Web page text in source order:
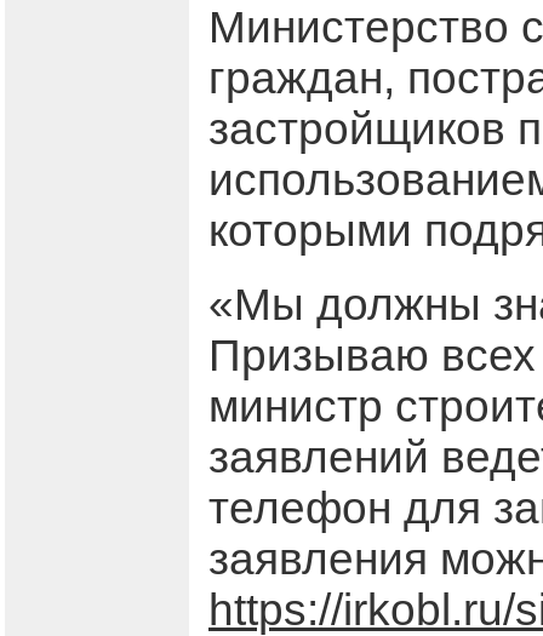
Министерство
граждан,
застройщиков
которыми
«Мы должны
Призываю
министр
заявлений
телефон для
заявления
https://irkobl.ru/